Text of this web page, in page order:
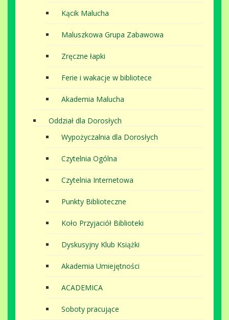
Kącik Malucha
Maluszkowa Grupa Zabawowa
Zręczne łapki
Ferie i wakacje w bibliotece
Akademia Malucha
Oddział dla Dorosłych
Wypożyczalnia dla Dorosłych
Czytelnia Ogólna
Czytelnia Internetowa
Punkty Biblioteczne
Koło Przyjaciół Biblioteki
Dyskusyjny Klub Książki
Akademia Umiejętności
ACADEMICA
Soboty pracujące